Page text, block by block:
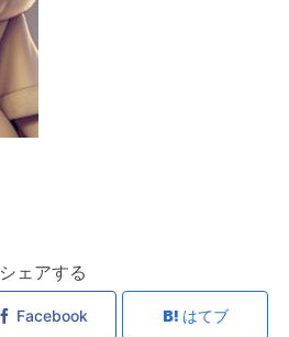
シェアする
Facebook はてブ